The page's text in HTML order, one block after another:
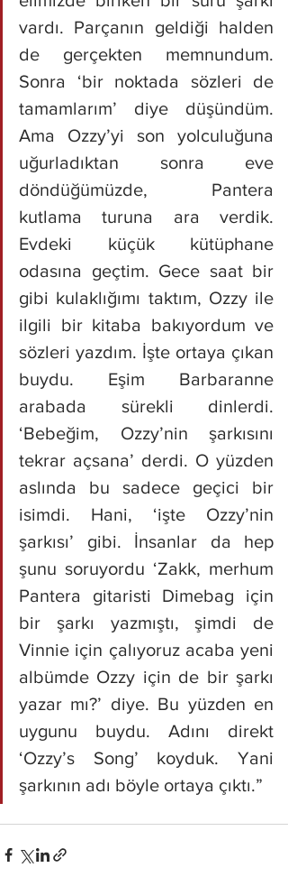
vardı. Parçanın geldiği halden
de gerçekten memnundum.
Sonra ‘bir noktada sözleri de
tamamlarım’ diye düşündüm.
Ama Ozzy’yi son yolculuğuna
uğurladıktan sonra eve
döndüğümüzde, Pantera
kutlama turuna ara verdik.
Evdeki küçük kütüphane
odasına geçtim. Gece saat bir
gibi kulaklığımı taktım, Ozzy ile
ilgili bir kitaba bakıyordum ve
sözleri yazdım. İşte ortaya çıkan
buydu. Eşim Barbaranne
arabada sürekli dinlerdi.
‘Bebeğim, Ozzy’nin şarkısını
tekrar açsana’ derdi. O yüzden
aslında bu sadece geçici bir
isimdi. Hani, ‘işte Ozzy’nin
şarkısı’ gibi. İnsanlar da hep
şunu soruyordu ‘Zakk, merhum
Pantera gitaristi Dimebag için
bir şarkı yazmıştı, şimdi de
Vinnie için çalıyoruz acaba yeni
albümde Ozzy için de bir şarkı
yazar mı?’ diye. Bu yüzden en
uygunu buydu. Adını direkt
‘Ozzy’s Song’ koyduk. Yani
şarkının adı böyle ortaya çıktı.”